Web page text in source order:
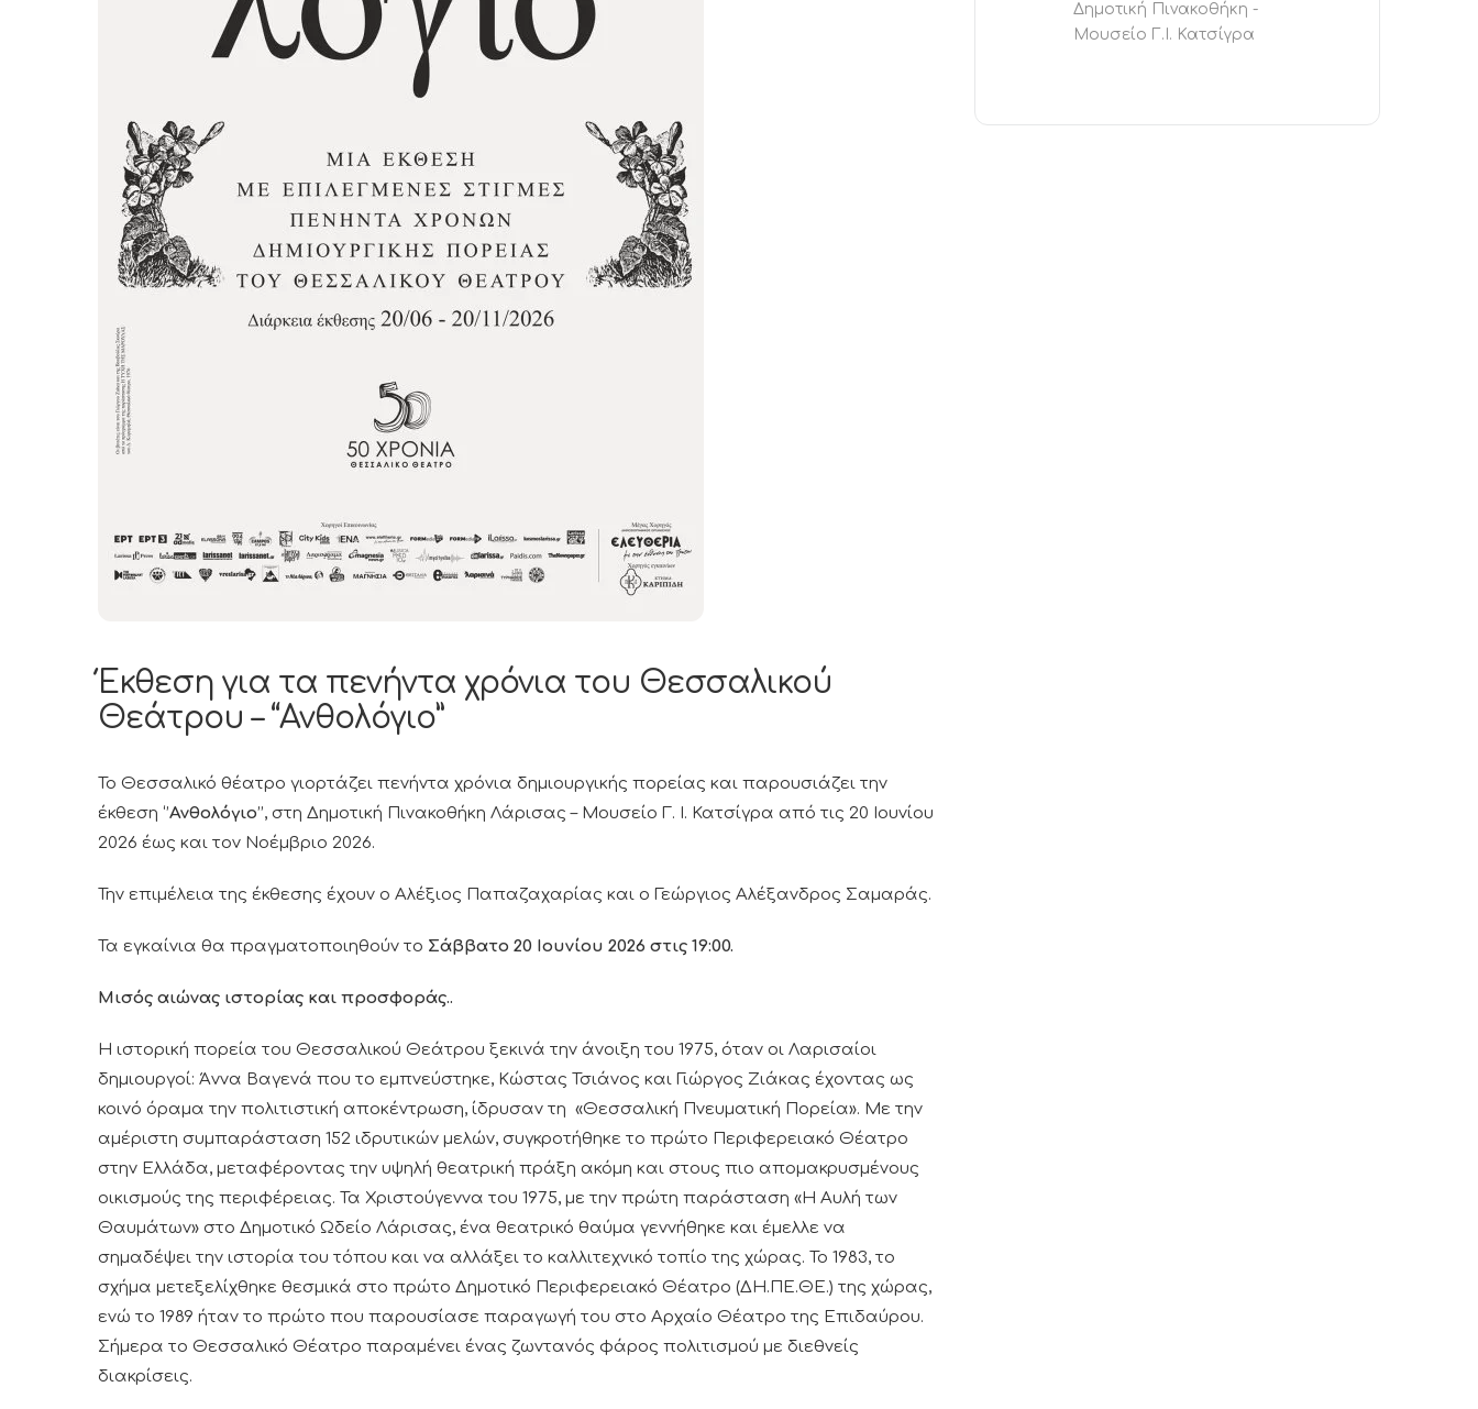
Έκθεση για τα πενήντα χρόνια του Θεσσαλικού
Θεάτρου – “Ανθολόγιο”
Το Θεσσαλικό θέατρο γιορτάζει πενήντα χρόνια δημιουργικής πορείας και παρουσιάζει την
έκθεση ‘’Ανθολόγιο’’, στη Δημοτική Πινακοθήκη Λάρισας – Μουσείο Γ. Ι. Κατσίγρα από τις 20 Ιουνίου
2026 έως και τον Νοέμβριο 2026.
Την επιμέλεια της έκθεσης έχουν ο Αλέξιος Παπαζαχαρίας και ο Γεώργιος Αλέξανδρος Σαμαράς.
Τα εγκαίνια θα πραγματοποιηθούν το Σάββατο 20 Ιουνίου 2026 στις 19:00.
Μισός αιώνας ιστορίας και προσφοράς..
Η ιστορική πορεία του Θεσσαλικού Θεάτρου ξεκινά την άνοιξη του 1975, όταν οι Λαρισαίοι
δημιουργοί: Άννα Βαγενά που το εμπνεύστηκε, Κώστας Τσιάνος και Γιώργος Ζιάκας έχοντας ως
κοινό όραμα την πολιτιστική αποκέντρωση, ίδρυσαν τη «Θεσσαλική Πνευματική Πορεία». Με την
αμέριστη συμπαράσταση 152 ιδρυτικών μελών, συγκροτήθηκε το πρώτο Περιφερειακό Θέατρο
στην Ελλάδα, μεταφέροντας την υψηλή θεατρική πράξη ακόμη και στους πιο απομακρυσμένους
οικισμούς της περιφέρειας. Τα Χριστούγεννα του 1975, με την πρώτη παράσταση «Η Αυλή των
Θαυμάτων» στο Δημοτικό Ωδείο Λάρισας, ένα θεατρικό θαύμα γεννήθηκε και έμελλε να
σημαδέψει την ιστορία του τόπου και να αλλάξει το καλλιτεχνικό τοπίο της χώρας. Το 1983, το
σχήμα μετεξελίχθηκε θεσμικά στο πρώτο Δημοτικό Περιφερειακό Θέατρο (ΔΗ.ΠΕ.ΘΕ.) της χώρας,
ενώ το 1989 ήταν το πρώτο που παρουσίασε παραγωγή του στο Αρχαίο Θέατρο της Επιδαύρου.
Σήμερα το Θεσσαλικό Θέατρο παραμένει ένας ζωντανός φάρος πολιτισμού με διεθνείς
διακρίσεις.
Δημοτική Πινακοθήκη -
Μουσείο Γ.Ι. Κατσίγρα